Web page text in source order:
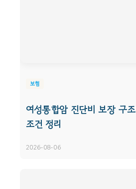
보험
여성통합암 진단비 보장 구
조건 정리
2026-08-06